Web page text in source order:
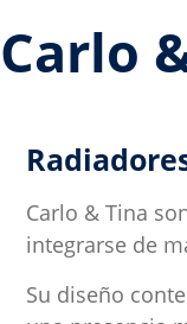
Carlo
Carlo & Tina
integrarse de
Su diseño